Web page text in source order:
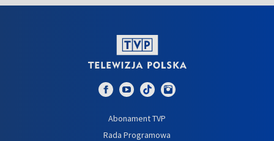
Abonament TVP
Rada Programowa